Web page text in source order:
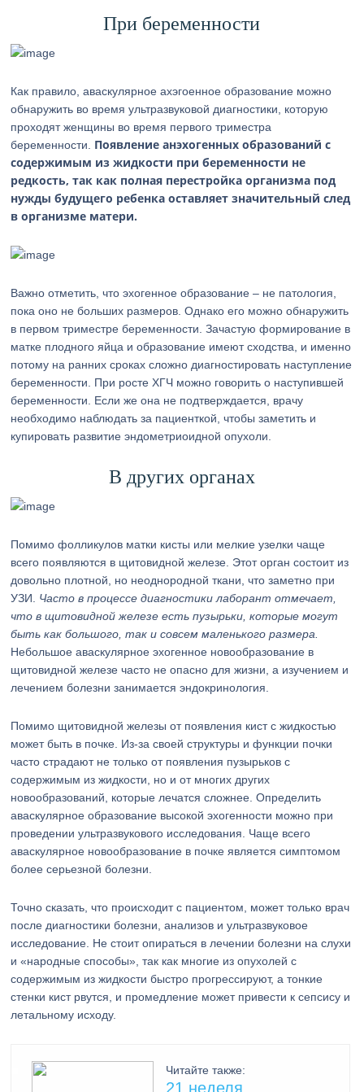
При беременности
Как правило, аваскулярное ахэгоенное образование можно
обнаружить во время ультразвуковой диагностики, которую
проходят женщины во время первого триместра
беременности. Появление анэхогенных образований с
содержимым из жидкости при беременности не
редкость, так как полная перестройка организма под
нужды будущего ребенка оставляет значительный след
в организме матери.
Важно отметить, что эхогенное образование – не патология,
пока оно не больших размеров. Однако его можно обнаружить
в первом триместре беременности. Зачастую формирование в
матке плодного яйца и образование имеют сходства, и именно
потому на ранних сроках сложно диагностировать наступление
беременности. При росте ХГЧ можно говорить о наступившей
беременности. Если же она не подтверждается, врачу
необходимо наблюдать за пациенткой, чтобы заметить и
купировать развитие эндометриоидной опухоли.
В других органах
Помимо фолликулов матки кисты или мелкие узелки чаще
всего появляются в щитовидной железе. Этот орган состоит из
довольно плотной, но неоднородной ткани, что заметно при
УЗИ. Часто в процессе диагностики лаборант отмечает,
что в щитовидной железе есть пузырьки, которые могут
быть как большого, так и совсем маленького размера.
Небольшое аваскулярное эхогенное новообразование в
щитовидной железе часто не опасно для жизни, а изучением и
лечением болезни занимается эндокринология.
Помимо щитовидной железы от появления кист с жидкостью
может быть в почке. Из-за своей структуры и функции почки
часто страдают не только от появления пузырьков с
содержимым из жидкости, но и от многих других
новообразований, которые лечатся сложнее. Определить
аваскулярное образование высокой эхогенности можно при
проведении ультразвукового исследования. Чаще всего
аваскулярное новообразование в почке является симптомом
более серьезной болезни.
Точно сказать, что происходит с пациентом, может только врач
после диагностики болезни, анализов и ультразвуковое
исследование. Не стоит опираться в лечении болезни на слухи
и «народные способы», так как многие из опухолей с
содержимым из жидкости быстро прогрессируют, а тонкие
стенки кист рвутся, и промедление может привести к сепсису и
летальному исходу.
Читайте также:
21 неделя